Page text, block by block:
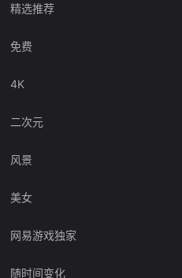
精选推荐
免费
4K
二次元
风景
美女
网易游戏独家
随时间变化